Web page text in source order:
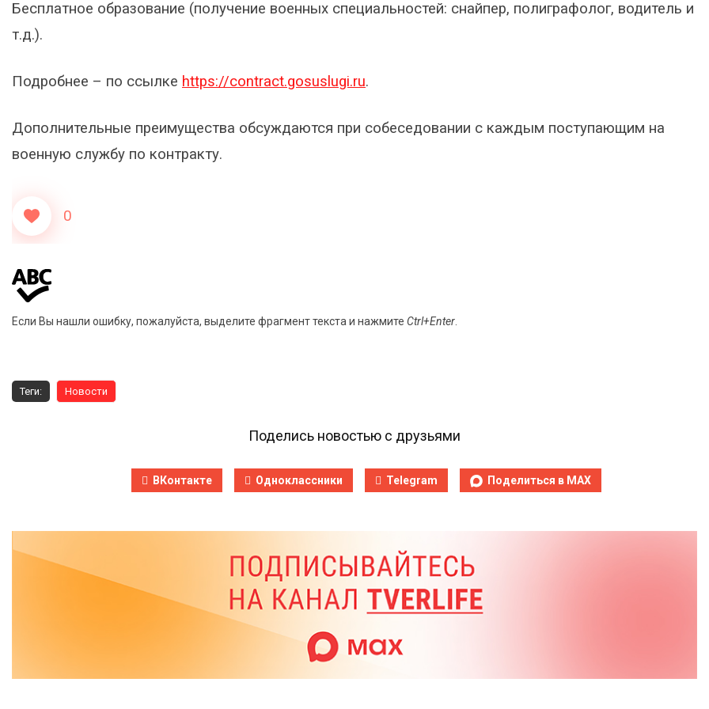
Бесплатное образование (получение военных специальностей: снайпер, полиграфолог, водитель и
т.д.).
Подробнее – по ссылке https://contract.gosuslugi.ru.
Дополнительные преимущества обсуждаются при собеседовании с каждым поступающим на
военную службу по контракту.
0
Если Вы нашли ошибку, пожалуйста, выделите фрагмент текста и нажмите Ctrl+Enter
Теги: Новости
Поделись новостью с друзьями
ВКонтакте Одноклассники Telegram Поделиться в MAX